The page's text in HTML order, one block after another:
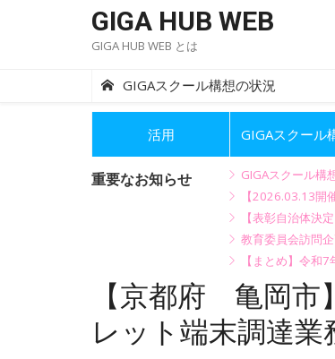
GIGA HUB WEB
GIGA HUB WEB とは
GIGAスクール構想の状況
活用 GIGAスクール
重要なお知らせ
GIGAスクール構
【2026.03.13開
【表彰自治体決
教育委員会訪問
【まとめ】令和
【京都府 亀岡市
レット端末調達業